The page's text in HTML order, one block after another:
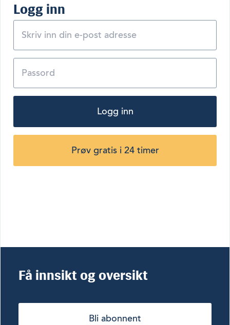
Logg inn
Logg inn
Prøv gratis i 24 timer
Få innsikt og oversikt
Bli abonnent